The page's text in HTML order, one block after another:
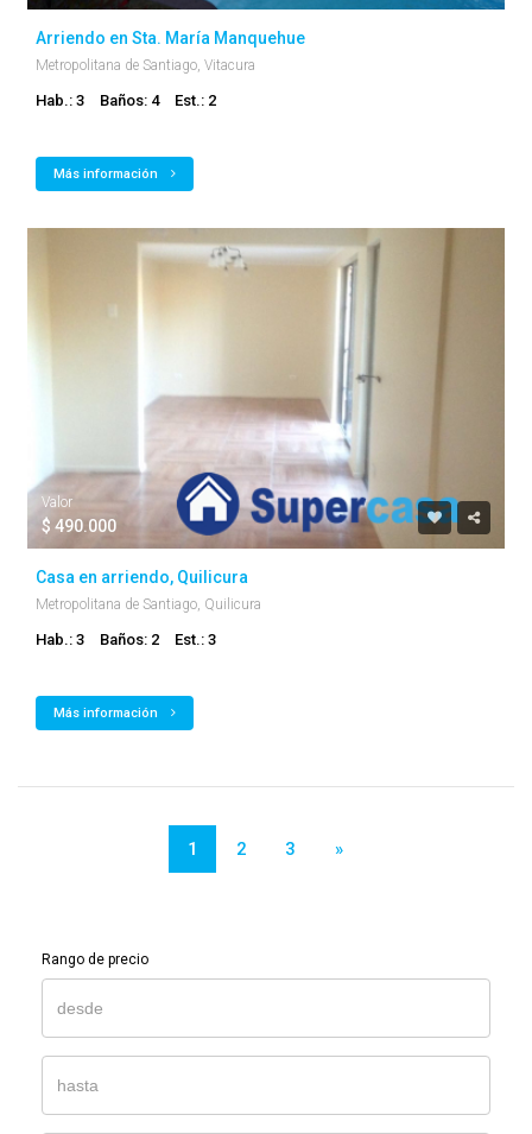
Arriendo en Sta. María Manquehue
Metropolitana de Santiago, Vitacura
Hab.: 3 Baños: 4 Est.: 2
Más información
Valor
$ 490.000
Casa en arriendo, Quilicura
Metropolitana de Santiago, Quilicura
Hab.: 3 Baños: 2 Est.: 3
Más información
1 2 3 »
Rango de precio